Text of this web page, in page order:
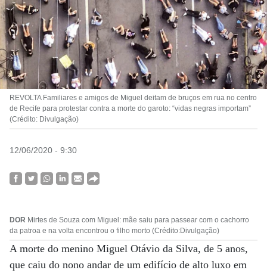
REVOLTA Familiares e amigos de Miguel deitam de bruços em rua no centro
de Recife para protestar contra a morte do garoto: “vidas negras importam”
(Crédito: Divulgação)
12/06/2020 - 9:30
DOR Mirtes de Souza com Miguel: mãe saiu para passear com o cachorro
da patroa e na volta encontrou o filho morto (Crédito:Divulgação)
A morte do menino Miguel Otávio da Silva, de 5 anos,
que caiu do nono andar de um edifício de alto luxo em